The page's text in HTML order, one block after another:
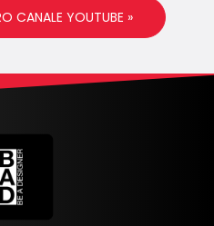
CANALE YOUTUBE »